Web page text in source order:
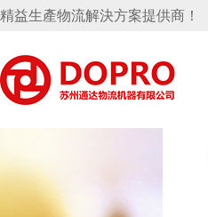
精益生產物流解決方案提供商！